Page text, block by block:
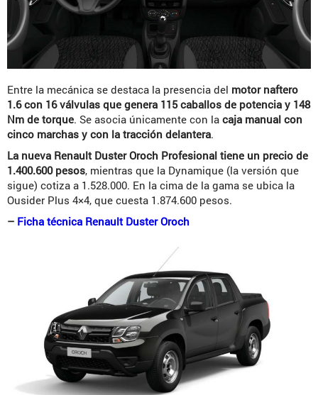
Entre la mecánica se destaca la presencia del motor naftero
1.6 con 16 válvulas que genera 115 caballos de potencia y 148
Nm de torque. Se asocia únicamente con la caja manual con
cinco marchas y con la tracción delantera.
La nueva Renault Duster Oroch Profesional tiene un precio de
1.400.600 pesos, mientras que la Dynamique (la versión que
sigue) cotiza a 1.528.000. En la cima de la gama se ubica la
Ousider Plus 4×4, que cuesta 1.874.600 pesos.
– Ficha técnica Renault Duster Oroch